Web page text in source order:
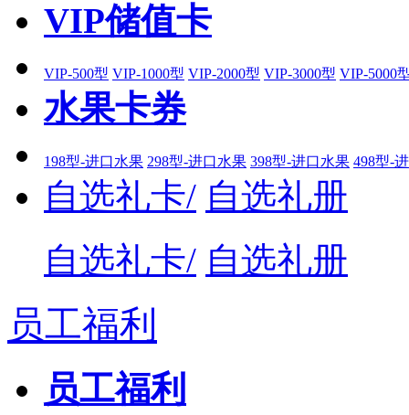
VIP储值卡
VIP-500型 VIP-1000型 VIP-2000型 VIP-3000型 VIP-5000
水果卡券
198型-进口水果 298型-进口水果 398型-进口水果 498型-
自选礼卡/ 自选礼册
自选礼卡/ 自选礼册
员工福利
员工福利